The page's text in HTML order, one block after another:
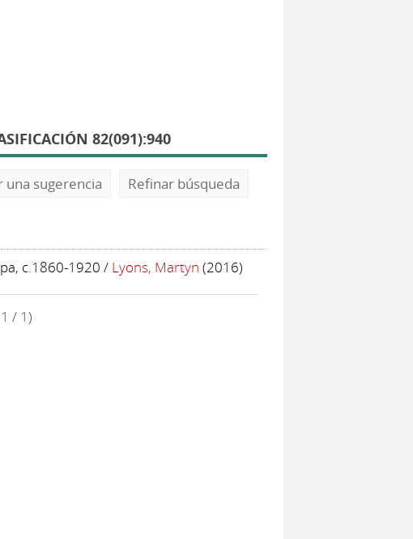
82(091):940
una sugerencia
Refinar búsqueda
c.1860-1920 / Lyons, Martyn (2016)
/ 1)